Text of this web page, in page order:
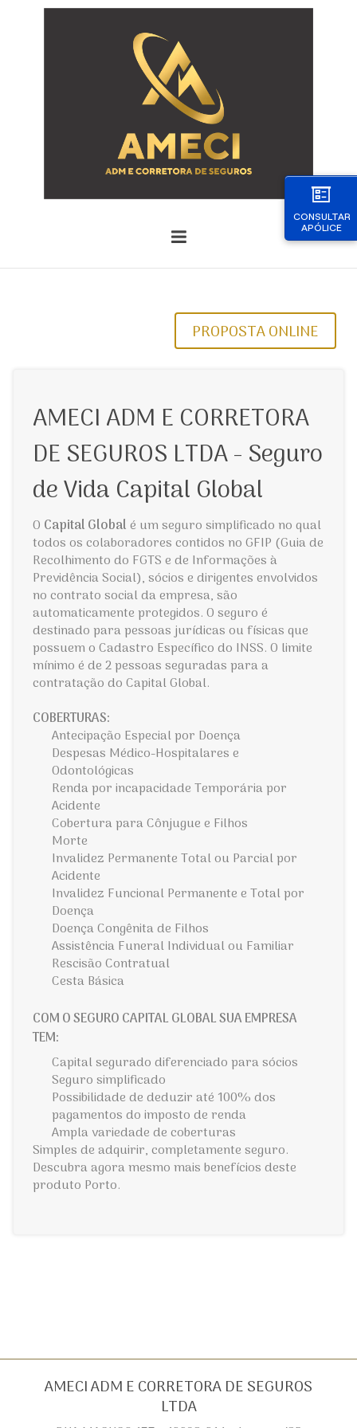
CONSULTAR
APÓLICE
PROPOSTA ONLINE
AMECI ADM E CORRETORA
DE SEGUROS LTDA - Seguro
de Vida Capital Global
O Capital Globalé um seguro simplificado no qual
todos os colaboradores contidos no GFIP (Guia de
Recolhimento do FGTS e de Informações à
Previdência Social), sócios e dirigentes envolvidos
no contrato social da empresa, são
automaticamente protegidos. O seguro é
destinado para pessoas jurídicas ou físicas que
possuem o Cadastro Específico do INSS. O limite
mínimo é de 2 pessoas seguradas para a
contratação do Capital Global.
COBERTURAS:
Antecipação Especial por Doença
Despesas Médico-Hospitalares e
Odontológicas
Renda por incapacidade Temporária por
Acidente
Cobertura para Cônjugue e Filhos
Morte
Invalidez Permanente Total ou Parcial por
Acidente
Invalidez Funcional Permanente e Total por
Doença
Doença Congênita de Filhos
Assistência Funeral Individual ou Familiar
Rescisão Contratual
Cesta Básica
COM O SEGURO CAPITAL GLOBAL SUA EMPRESA
TEM:
Capital segurado diferenciado para sócios
Seguro simplificado
Possibilidade de deduzir até 100% dos
pagamentos do imposto de renda
Ampla variedade de coberturas
Simples de adquirir, completamente seguro.
Descubra agora mesmo mais benefícios deste
produto Porto.
AMECI ADM E CORRETORA DE SEGUROS
LTDA